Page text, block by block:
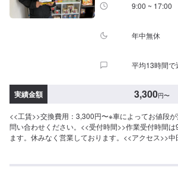
9:00 ~ 17:00
年中無休
平均13時間で
実績金額 3,300円〜
<<工賃>>交換費用：3,300円〜※車によってお値段
問い合わせください。<<受付時間>>作業受付時間
ます。休みなく営業しております。<<アクセス>>